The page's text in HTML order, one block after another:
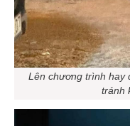
Lên chương trình hay
tránh